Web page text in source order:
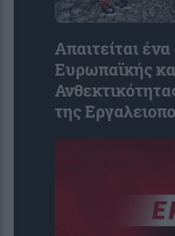
Απαιτείται
Ευρωπαϊκής
της